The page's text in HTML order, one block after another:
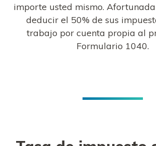
importe usted mismo.
deducir el 50% de sus
trabajo por cuenta propia al
Formulario 1040.